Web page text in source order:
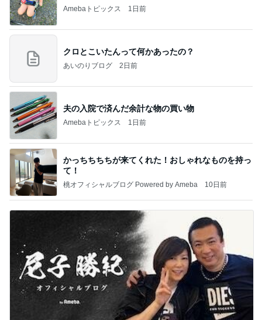
Amebaトピックス 1日前
クロとこいたんって何かあったの？
あいのりブログ 2日前
夫の入院で済んだ余計な物の買い物
Amebaトピックス 1日前
かっちちちちが来てくれた！おしゃれなものを持っ
て！
桃オフィシャルブログ Powered by Ameba 10日前